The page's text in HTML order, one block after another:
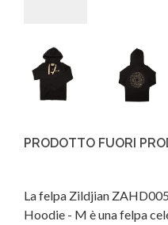
PRODOTTO FUORI
La felpa Zildjian
Hoodie - M è una felpa